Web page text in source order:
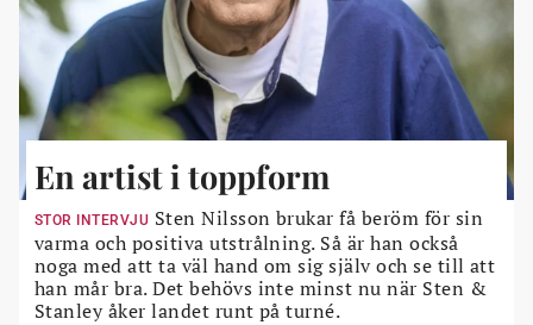
En artist i toppform
STOR INTERVJU Sten Nilsson brukar få beröm för sin
varma och positiva utstrålning. Så är han också
noga med att ta väl hand om sig själv och se till att
han mår bra. Det behövs inte minst nu när Sten &
Stanley åker landet runt på turné.